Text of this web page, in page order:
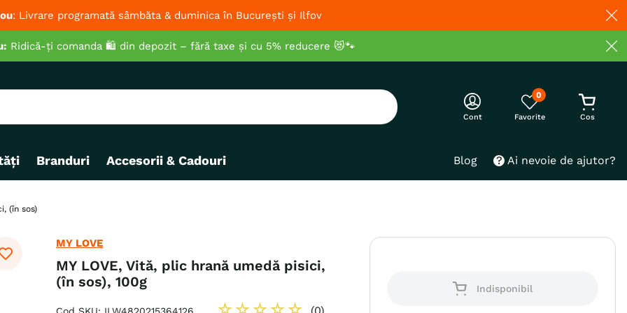
: Livrare programată sâmbăta & duminica în București și Ilfov
Ridică-ți comanda 🛍️ din depozit – fără taxe și cu 5% reducere 😻🐾
Cont
0
Branduri Accesorii & Cadouri Blog Ai nevoie de ajutor?
(în sos)
MY LOVE
MY LOVE, Vită, plic hrană umedă pisici,
(în sos), 100g
Cod SKU: ILW4820215364126 (0)
Indisponibil